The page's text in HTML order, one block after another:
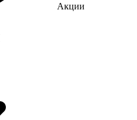
Акции